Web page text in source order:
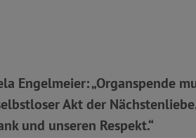
Engelmeier: „Organspende
Akt der
und unseren Respekt.“